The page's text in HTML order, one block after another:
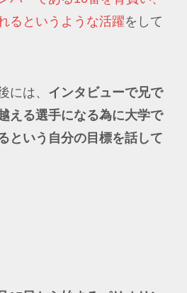
るというような活躍をして
には、 インタビューで兄で
える選手になる為に大学で
という自分の目標を話して